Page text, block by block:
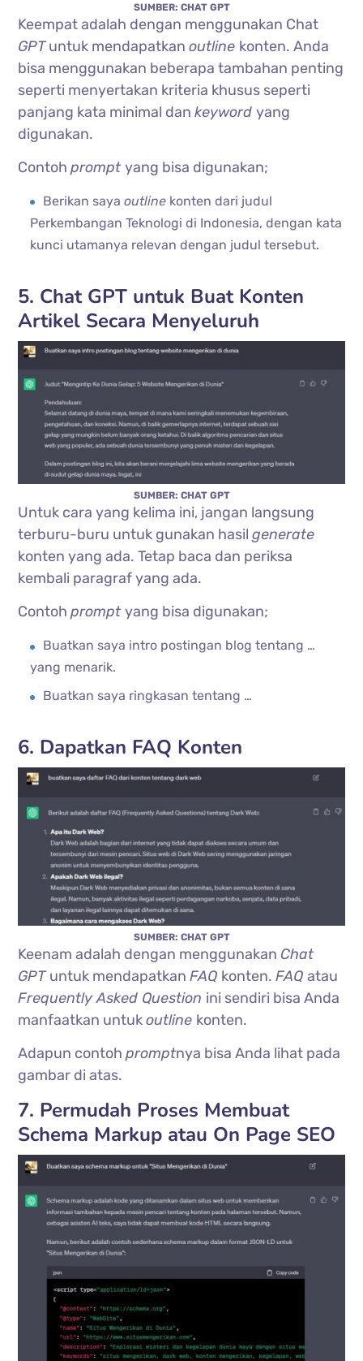
SUMBER: CHAT GPT
Keempat adalah dengan menggunakan Chat
GPTuntuk mendapatkanoutline konten. Anda
bisa menggunakan beberapa tambahan penting
seperti menyertakan kriteria khusus seperti
panjang kata minimal dankeywordyang
digunakan.
Contohpromptyang bisa digunakan;
Berikan sayaoutline konten dari judul
Perkembangan Teknologi di Indonesia, dengan kata
kunci utamanya relevan dengan judul tersebut.
5. Chat GPT untuk Buat Konten
Artikel Secara Menyeluruh
SUMBER: CHAT GPT
Untuk cara yang kelima ini, jangan langsung
terburu-buru untuk gunakan hasilgenerate
konten yang ada. Tetap baca dan periksa
kembali paragraf yang ada.
Contohpromptyang bisa digunakan;
Buatkan saya intro postingan blog tentang …
yang menarik.
Buatkan saya ringkasan tentang …
6. Dapatkan FAQ Konten
SUMBER: CHAT GPT
Keenam adalah dengan menggunakan Chat
GPTuntuk mendapatkanFAQ konten.FAQatau
Frequently Asked Question ini sendiri bisa Anda
manfaatkan untukoutline konten.
Adapun contohpromptnya bisa Anda lihat pada
gambar di atas.
7. Permudah Proses Membuat
Schema Markup atau On Page SEO